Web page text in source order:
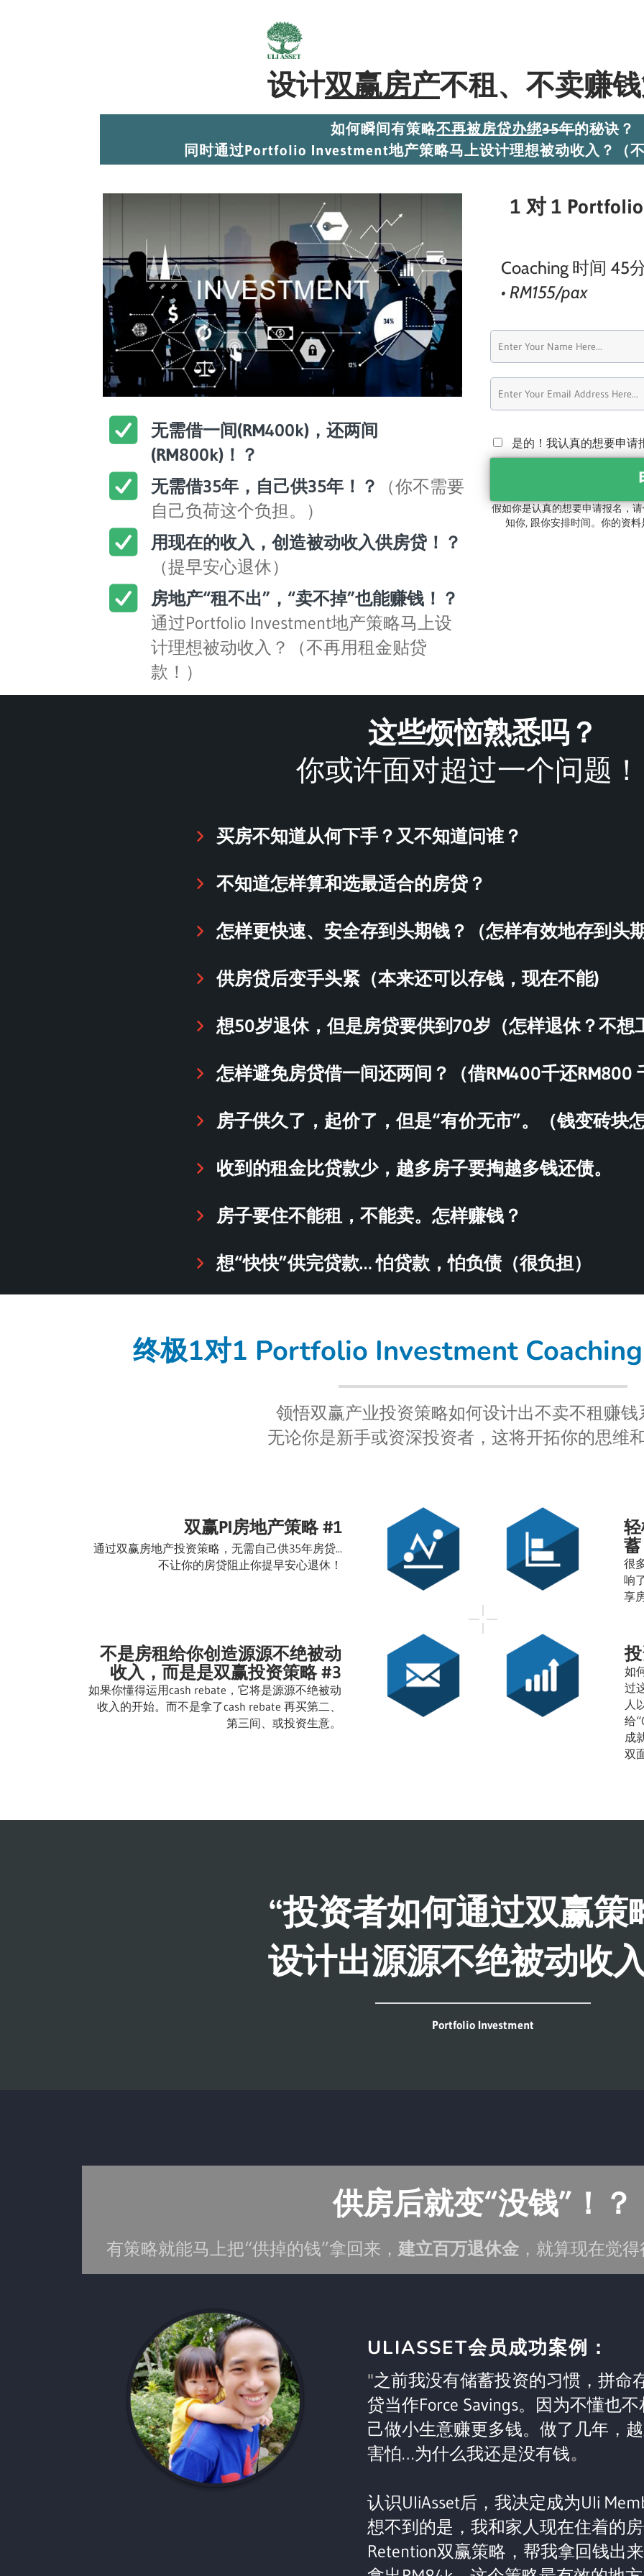
设计双赢房产不租、不卖赚
如何瞬间有策略不再被房贷办绑35年的秘诀？
同时通过Portfolio Investment地产策略马上设计理想被动收入？（不
无需借一间(RM400k)，还两间
(RM800k)！？
无需借35年，自己供35年！？
（你不需要
自己负荷这个负担。）
用现在的收入，创造被动收入供房贷！？
（提早安心退休）
房地产“租不出”，“卖不掉”也能赚钱！？
通过Portfolio Investment地产策略马上设
计理想被动收入？（不再用租金贴贷
款！）
1 对 1
Coaching 时间 45
• RM155/pax
是的！我认真的想要申请
假如你是认真的想要申请报名，
知你, 跟你安排时间。你的资
这些烦恼熟悉吗？
你或许面对超过一个问题！
买房不知道从何下手？又不知道问谁？
不知道怎样算和选最适合的房贷？
怎样更快速、安全存到头期钱？（怎样有效地存到头期
供房贷后变手头紧（本来还可以存钱，现在不能)
想50岁退休，但是房贷要供到70岁（怎样退休？不想
怎样避免房贷借一间还两间？（借RM400千还RM800
房子供久了，起价了，但是“有价无市”。（钱变砖块怎
收到的租金比贷款少，越多房子要掏越多钱还债。
房子要住不能租，不能卖。怎样赚钱？
想“快快”供完贷款… 怕贷款，怕负债（很负担）
终极1对1 Portfolio Investment Coaching
领悟双赢产业投资策略如何设计出不卖不租赚钱
无论你是新手或资深投资者，这将开拓你的思维和
双赢PI房地产策略 #1
通过双赢房地产投资策略，无需自己供35年房贷...
不让你的房贷阻止你提早安心退休！
很
响
享
不是房租给你创造源源不绝被动
收入，而是是双赢投资策略 #3
如果你懂得运用cash rebate，它将是源源不绝被动
收入的开始。而不是拿了cash rebate 再买第二、
第三间、或投资生意。
如
过
人
给
成
双
“投资者如何通过双赢策
设计出源源不绝被动收
Portfolio Investment
供房后就变“没钱”！？
有策略就能马上把“供掉的钱”拿回来， 建立百万退休金，就算现在觉
ULIASSET会员成功案例：
"之前我没有储蓄投资的习惯，拼命
贷当作Force Savings。因为不懂也
己做小生意赚更多钱。做了几年，
害怕…为什么我还是没有钱。
认识UliAsset后，我决定成为Uli
想不到的是，我和家人现在住着的
Retention双赢策略，帮我拿回钱出